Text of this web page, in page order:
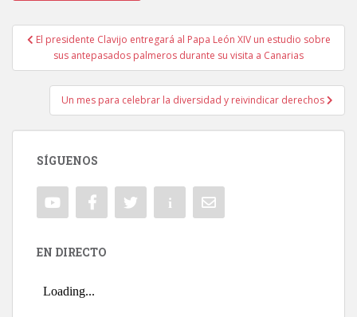
Navegación de entradas
El presidente Clavijo entregará al Papa León XIV un estudio sobre
sus antepasados palmeros durante su visita a Canarias
Un mes para celebrar la diversidad y reivindicar derechos
SÍGUENOS
EN DIRECTO